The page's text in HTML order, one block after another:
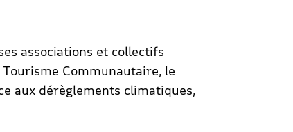
associations et collectifs
Communautaire, le
aux dérèglements climatiques,